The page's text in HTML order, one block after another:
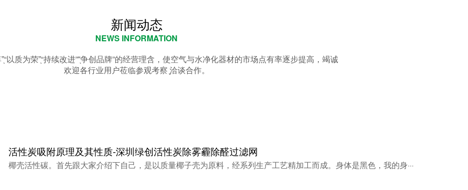
新闻动态
NEWS INFORMATION
以质为荣”̖“持续改进”“̖争创品牌”的经营理含，使空气与水净化器材的市场点有率逐步提高，竭诚
欢迎各行业用户莅临参观考察 ̖̖̖̖̖洽谈合作。
活性炭吸附原理及其性质-深圳绿创活性炭除雾霾除醛过滤网
椰壳活性碳。首先跟大家介绍下自己，是以质量椰子壳为原料，经系列生产工艺精加工而成。身体是黑色，我的身···